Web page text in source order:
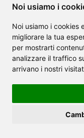
Noi usiamo i
Noi usiamo i cookies
migliorare la tua
per mostrarti
analizzare il traffico
arrivano i nostri
Articoli